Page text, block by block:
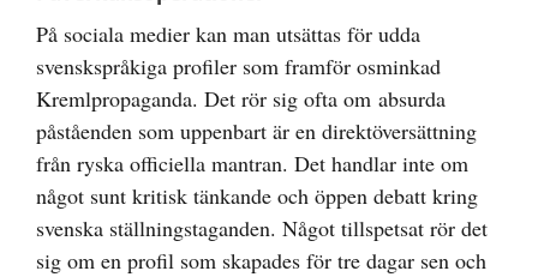
På sociala medier kan man utsättas för udda
svenskspråkiga profiler som framför osminkad
Kremlpropaganda. Det rör sig ofta om absurda
påståenden som uppenbart är en direktöversättning
från ryska officiella mantran. Det handlar inte om
något sunt kritisk tänkande och öppen debatt kring
svenska ställningstaganden. Något tillspetsat rör det
sig om en profil som skapades för tre dagar sen och